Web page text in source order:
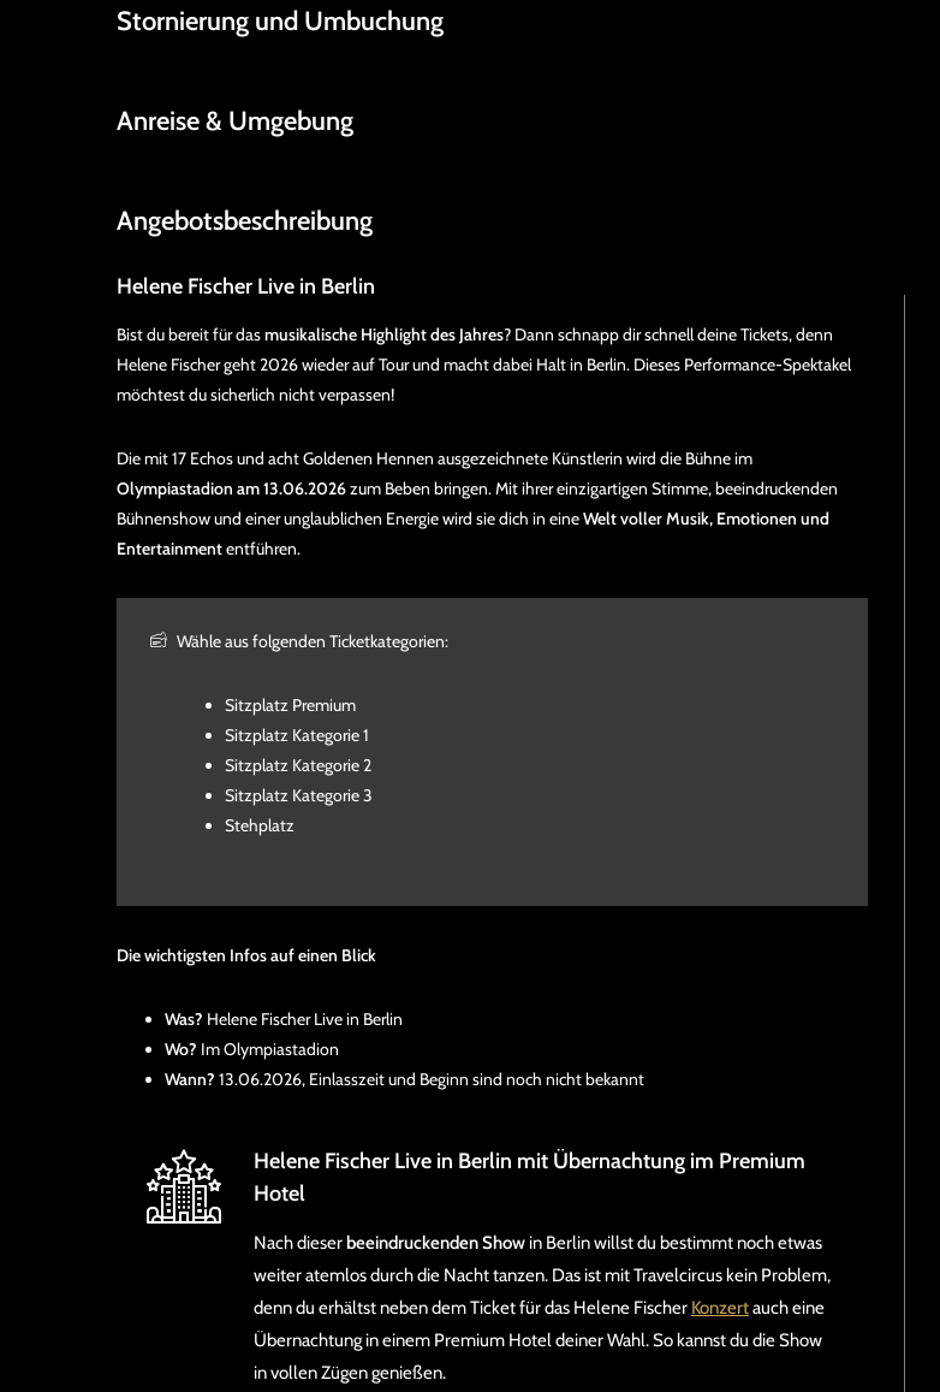
Stornierung und Umbuchung
Anreise & Umgebung
Angebotsbeschreibung
Helene Fischer Live in Berlin
Bist du bereit für dasmusikalische Highlight des Jahres? Dann schnapp dir schnell deine Tickets, denn
Helene Fischer geht 2026 wieder auf Tour und macht dabei Halt in Berlin. Dieses Performance-Spektakel
möchtest du sicherlich nicht verpassen!
Die mit 17 Echos und acht Goldenen Hennen ausgezeichnete Künstlerin wird die Bühne im
Olympiastadion am 13.06.2026zum Beben bringen. Mit ihrer einzigartigen Stimme, beeindruckenden
Bühnenshow und einer unglaublichen Energie wird sie dich in eineWelt voller Musik, Emotionen und
Entertainmententführen.
Wähle aus folgenden Ticketkategorien:
Sitzplatz Premium
Sitzplatz Kategorie 1
Sitzplatz Kategorie 2
Sitzplatz Kategorie 3
Stehplatz
Die wichtigsten Infos auf einen Blick
Was? Helene Fischer Live in Berlin
Wo? Im Olympiastadion
Wann? 13.06.2026, Einlasszeit und Beginn sind noch nicht bekannt
Helene Fischer Live in Berlin mit Übernachtung im Premium
Hotel
Nach dieserbeeindruckenden Show in Berlin willst du bestimmt noch etwas
weiter atemlos durch die Nacht tanzen. Das ist mit Travelcircus kein Problem,
denn du erhältst neben dem Ticket für das Helene Fischer Konzertauch eine
Übernachtung in einem Premium Hotel deiner Wahl. So kannst du die Show
in vollen Zügen genießen.